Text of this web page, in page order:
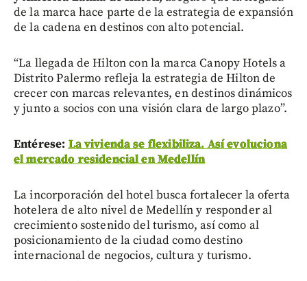
de la marca hace parte de la estrategia de expansión
de la cadena en destinos con alto potencial.
“La llegada de Hilton con la marca Canopy Hotels a
Distrito Palermo refleja la estrategia de Hilton de
crecer con marcas relevantes, en destinos dinámicos
y junto a socios con una visión clara de largo plazo”.
Entérese: La vivienda se flexibiliza. Así evoluciona
el mercado residencial en Medellín
La incorporación del hotel busca fortalecer la oferta
hotelera de alto nivel de Medellín y responder al
crecimiento sostenido del turismo, así como al
posicionamiento de la ciudad como destino
internacional de negocios, cultura y turismo.